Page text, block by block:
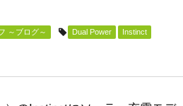
～ブログ～ Dual Power
Instinct